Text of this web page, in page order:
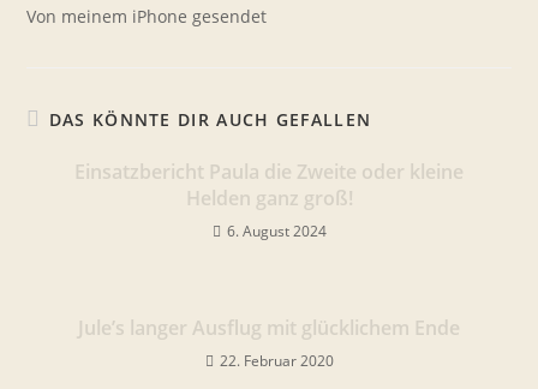
Von meinem iPhone gesendet
DAS KÖNNTE DIR AUCH GEFALLEN
Einsatzbericht Paula die Zweite oder kleine
Helden ganz groß!
6. August 2024
Jule’s langer Ausflug mit glücklichem Ende
22. Februar 2020